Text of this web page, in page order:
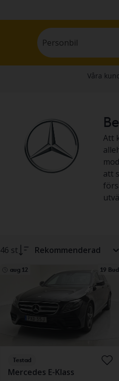
Personbil
Att
att
46 st Rekommenderad
aug 12 19 Bud
Testad
Mercedes E-Klass